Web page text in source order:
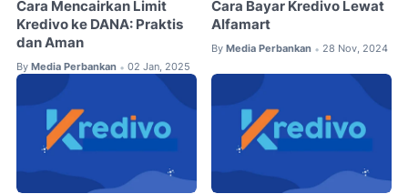
Cara Mencairkan Limit
Kredivo ke DANA: Praktis
dan Aman
By Media Perbankan • 02 Jan, 2025
Cara Bayar Kredivo Lewat
Alfamart
By Media Perbankan • 28 Nov, 2024